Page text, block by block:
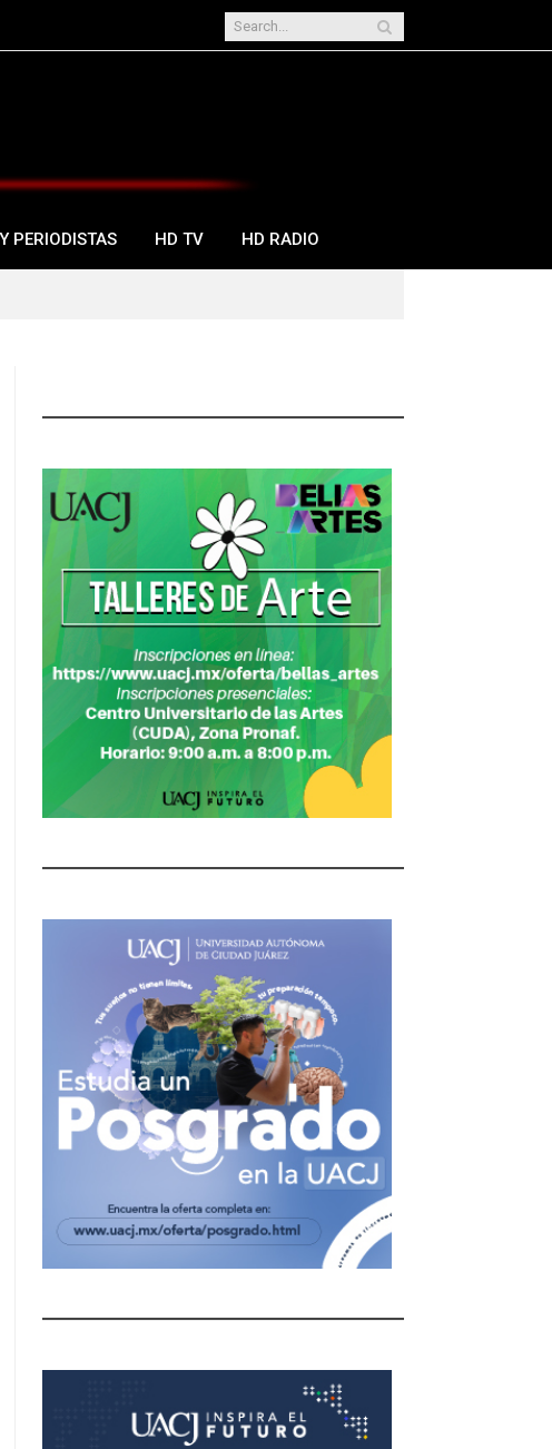
PERIODISTAS HD TV HD RADIO